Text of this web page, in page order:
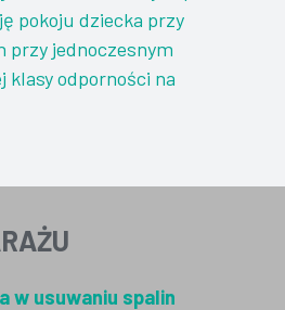
pokoju dziecka przy
przy jednoczesnym
klasy odporności na
w usuwaniu spalin